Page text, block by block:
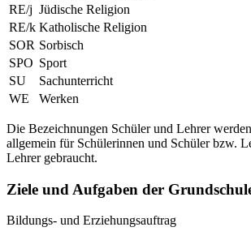
RE/j Jüdische Religion
RE/k Katholische Religion
SOR Sorbisch
SPO Sport
SU
Sachunterricht
WE
Werken
Die Bezeichnungen Schüler und Lehrer
allgemein für Schülerinnen und Schüler bzw.
Lehrer gebraucht.
Ziele und Aufgaben der
Bildungs- und Erziehungsauftrag